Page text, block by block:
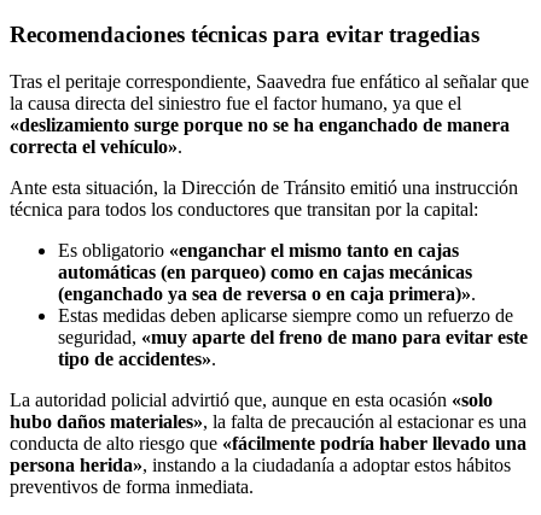
Recomendaciones técnicas para evitar tragedias
Tras el peritaje correspondiente, Saavedra fue enfático al señalar que
la causa directa del siniestro fue el factor humano, ya que el
«deslizamiento surge porque no se ha enganchado de manera
correcta el vehículo».
Ante esta situación, la Dirección de Tránsito emitió una instrucción
técnica para todos los conductores que transitan por la capital:
Es obligatorio «enganchar el mismo tanto en cajas
automáticas (en parqueo) como en cajas mecánicas
(enganchado ya sea de reversa o en caja primera)».
Estas medidas deben aplicarse siempre como un refuerzo de
seguridad, «muy aparte del freno de mano para evitar este
tipo de accidentes».
La autoridad policial advirtió que, aunque en esta ocasión «solo
hubo daños materiales», la falta de precaución al estacionar es una
conducta de alto riesgo que «fácilmente podría haber llevado una
persona herida», instando a la ciudadanía a adoptar estos hábitos
preventivos de forma inmediata.